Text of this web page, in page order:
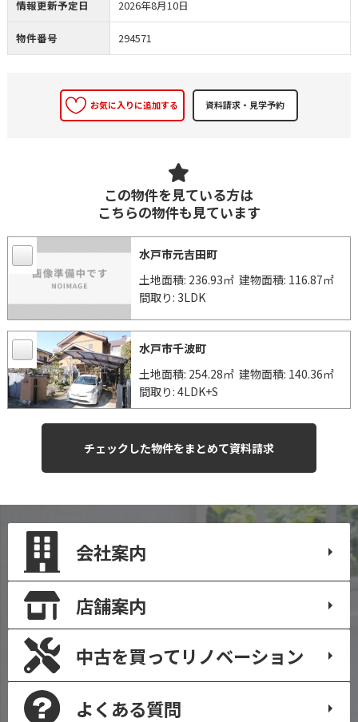
情報更新予定日 2026年8月10日
物件番号 294571
お気に入りに追加する
この物件を見ている方は
こちらの物件も見ています
水戸市元吉田町
土地面積: 236.93㎡建物面積: 116.87㎡
間取り: 3LDK
水戸市千波町
土地面積: 254.28㎡建物面積: 140.36㎡
間取り: 4LDK+S
会社案内
店舗案内
中古を買ってリノベーション
よくある質問